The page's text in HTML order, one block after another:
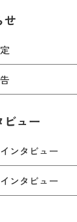
せ
ビュー
ンタビュー
ンタビュー